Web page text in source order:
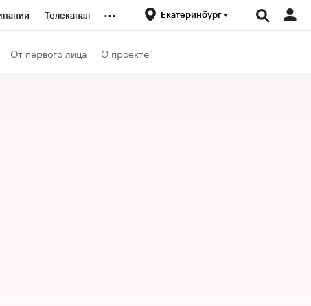
Телеканал ... Екатеринбург
От первого лица О проекте